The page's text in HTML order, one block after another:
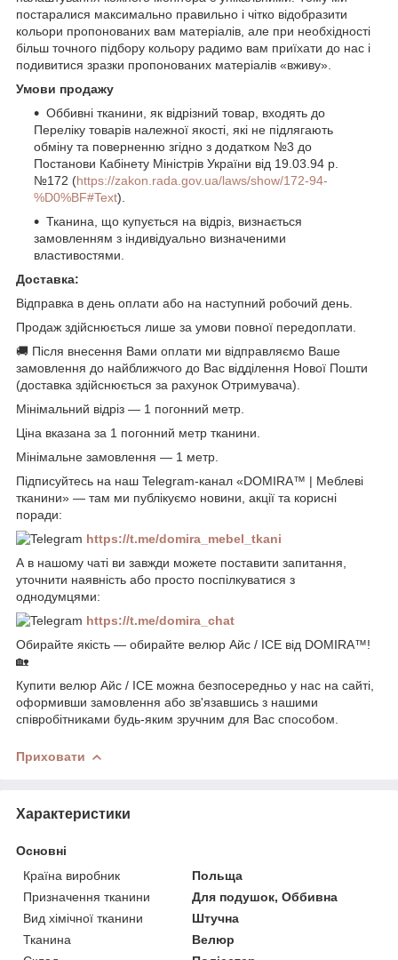
постаралися максимально правильно і чітко відобразити
кольори пропонованих вам матеріалів, але при необхідності
більш точного підбору кольору радимо вам приїхати до нас і
подивитися зразки пропонованих матеріалів «вживу».
Умови продажу
Оббивні тканини, як відрізний товар, входять до
Переліку товарів належної якості, які не підлягають
обміну та поверненню згідно з додатком №3 до
Постанови Кабінету Міністрів України від 19.03.94 р.
№172 (https://zakon.rada.gov.ua/laws/show/172-94-
%D0%BF#Text).
Тканина, що купується на відріз, визнається
замовленням з індивідуально визначеними
властивостями.
Доставка:
Відправка в день оплати або на наступний робочий день.
Продаж здійснюється лише за умови повної передоплати.
🚚 Після внесення Вами оплати ми відправляємо Ваше
замовлення до найближчого до Вас відділення Нової Пошти
(доставка здійснюється за рахунок Отримувача).
Мінімальний відріз — 1 погонний метр.
Ціна вказана за 1 погонний метр тканини.
Мінімальне замовлення — 1 метр.
Підписуйтесь на наш Telegram-канал «DOMIRA™ | Меблеві
тканини» — там ми публікуємо новини, акції та корисні
поради:
https://t.me/domira_mebel_tkani
А в нашому чаті ви завжди можете поставити запитання,
уточнити наявність або просто поспілкуватися з
однодумцями:
https://t.me/domira_chat
Обирайте якість — обирайте велюр Айс / ICE від DOMIRA™!
🏡
Купити велюр Айс / ICE можна безпосередньо у нас на сайті,
оформивши замовлення або зв'язавшись з нашими
співробітниками будь-яким зручним для Вас способом.
Приховати
Характеристики
Основні
Країна виробник
Польща
Призначення тканини
Для подушок, Оббивна
Вид хімічної тканини
Штучна
Тканина
Велюр